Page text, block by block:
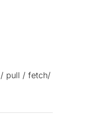
pull / fetch/